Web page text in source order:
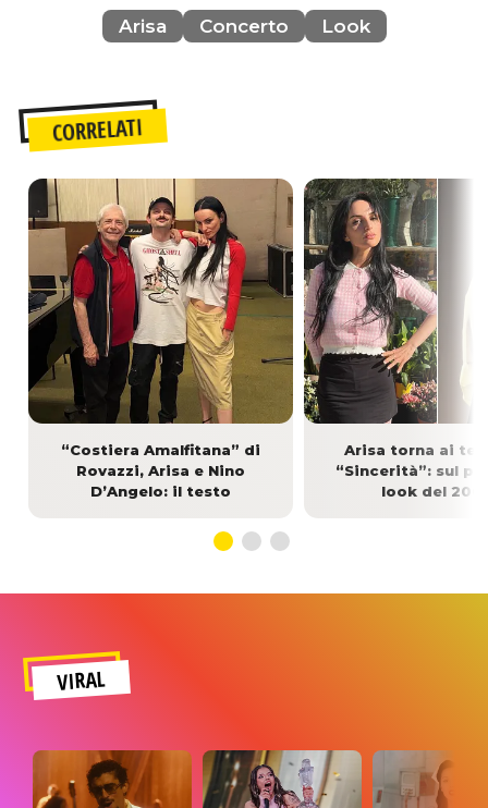
Arisa Concerto Look
CORRELATI
“Costiera Amalfitana” di
Rovazzi, Arisa e Nino
D’Angelo: il testo
Arisa torna ai
“Sincerità”: sul
look del
VIRAL